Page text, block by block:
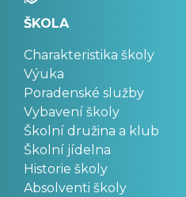
ŠKOLA
Charakteristika školy
Výuka
Poradenské služby
Vybavení školy
Školní družina a klub
Školní jídelna
Historie školy
Absolventi školy